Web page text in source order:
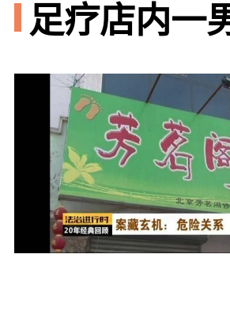
足疗店内一